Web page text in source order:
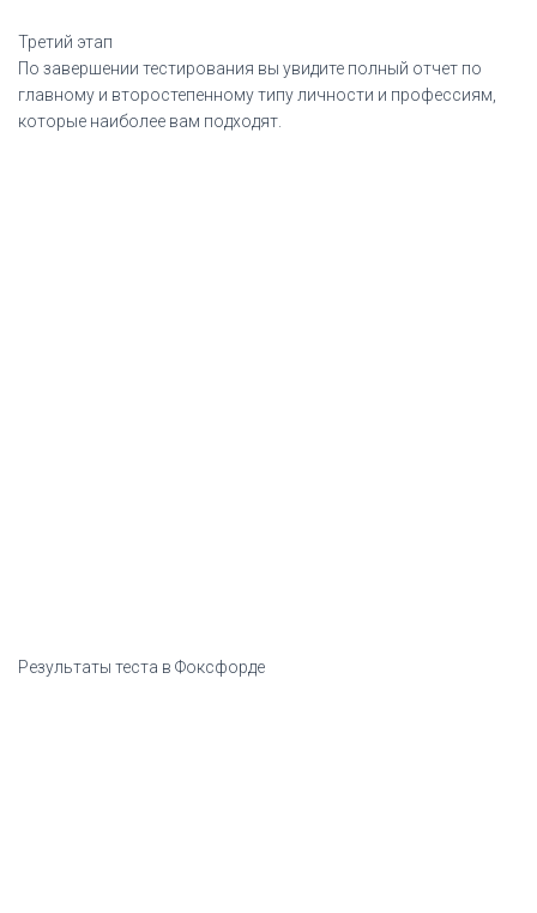
Третий этап
По завершении тестирования вы увидите полный отчет по
главному и второстепенному типу личности и профессиям,
которые наиболее вам подходят.
Результаты теста в Фоксфорде